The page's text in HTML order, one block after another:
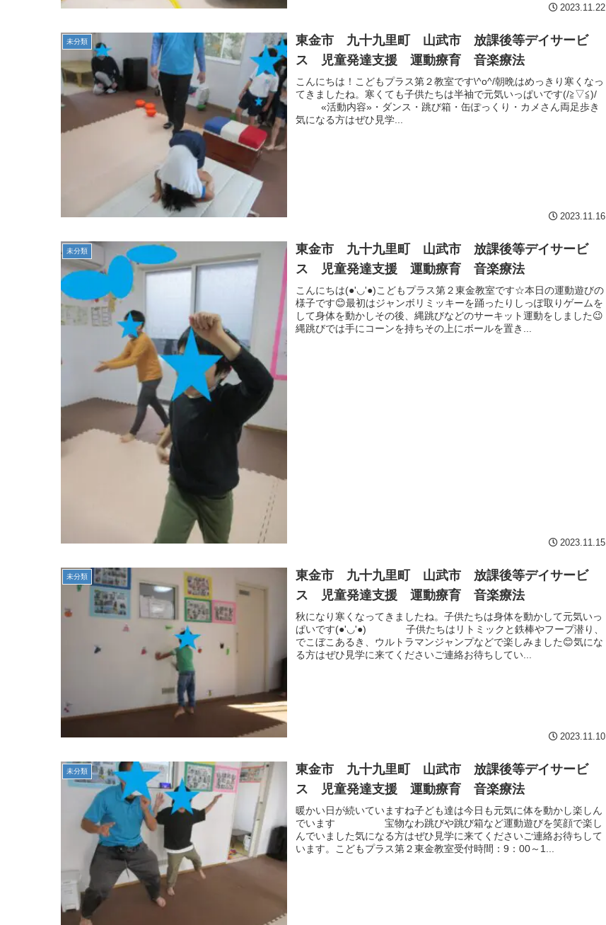
2023.11.22
未分類
東金市 九十九里町 山武市 放課後等デイサービ
ス 児童発達支援 運動療育 音楽療法
こんにちは！こどもプラス第２教室です\^o^/朝晩はめっきり寒くなっ
てきましたね。寒くても子供たちは半袖で元気いっぱいです(/≧▽≦)/
«活動内容»・ダンス・跳び箱・缶ぽっくり・カメさん両足歩き
気になる方はぜひ見学...
2023.11.16
未分類
東金市 九十九里町 山武市 放課後等デイサービ
ス 児童発達支援 運動療育 音楽療法
こんにちは(●'◡'●)こどもプラス第２東金教室です☆本日の運動遊びの
様子です😊最初はジャンボリミッキーを踊ったりしっぽ取りゲームを
して身体を動かしその後、縄跳びなどのサーキット運動をしました😉
縄跳びでは手にコーンを持ちその上にボールを置き...
2023.11.15
未分類
東金市 九十九里町 山武市 放課後等デイサービ
ス 児童発達支援 運動療育 音楽療法
秋になり寒くなってきましたね。子供たちは身体を動かして元気いっ
ぱいです(●'◡'●) 子供たちはリトミックと鉄棒やフープ潜り、
でこぼこあるき、ウルトラマンジャンプなどで楽しみました😊気にな
る方はぜひ見学に来てくださいご連絡お待ちしてい...
2023.11.10
未分類
東金市 九十九里町 山武市 放課後等デイサービ
ス 児童発達支援 運動療育 音楽療法
暖かい日が続いていますね子ども達は今日も元気に体を動かし楽しん
でいます 宝物なわ跳びや跳び箱など運動遊びを笑顔で楽し
んでいました気になる方はぜひ見学に来てくださいご連絡お待ちして
います。こどもプラス第２東金教室受付時間：9：00～1...